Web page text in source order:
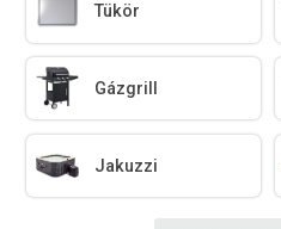
Tükör
Gázgrill
Jakuzzi